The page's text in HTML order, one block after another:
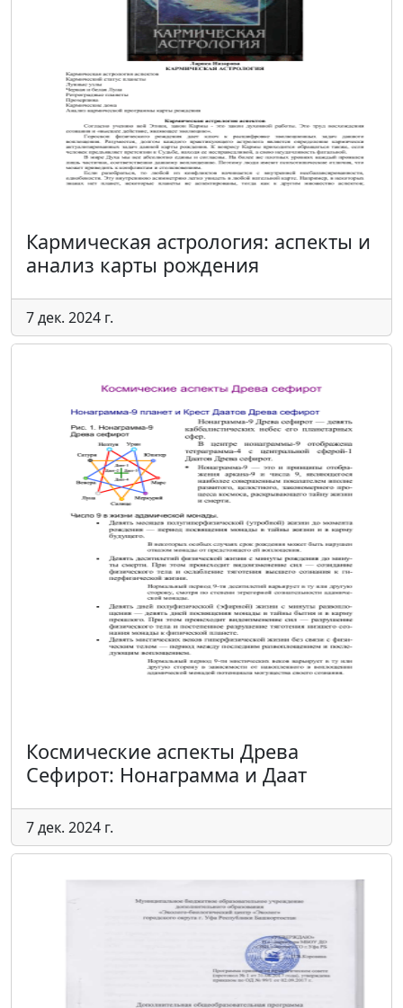
Кармическая астрология: аспекты и
анализ карты рождения
7 дек. 2024 г.
Космические аспекты Древа
Сефирот: Нонаграмма и Даат
7 дек. 2024 г.